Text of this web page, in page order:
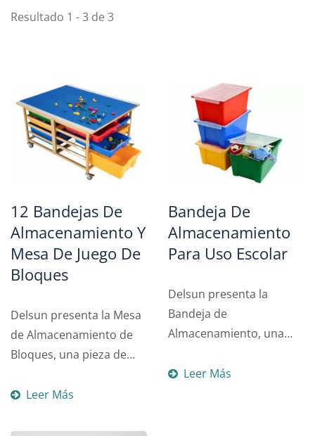
Resultado 1 - 3 de 3
12 Bandejas De
Almacenamiento Y
Mesa De Juego De
Bloques
Delsun presenta la Mesa
de Almacenamiento de
Bloques, una pieza de
funcional...
Leer Más
Bandeja De
Almacenamiento
Para Uso Escolar
Delsun presenta la
Bandeja de
Almacenamiento, una
personalizable
Leer Más